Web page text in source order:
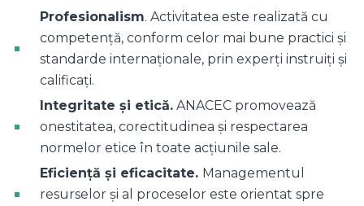
Profesionalism. Activitatea este realizată cu
competență, conform celor mai bune practici și
standarde internaționale, prin experți instruiți și
calificați.
Integritate și etică. ANACEC promovează
onestitatea, corectitudinea și respectarea
normelor etice în toate acțiunile sale.
Eficiență și eficacitate. Managementul
resurselor și al proceselor este orientat spre